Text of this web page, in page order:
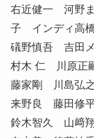
右近健一 河野
子 インディ高
礒野慎吾 吉田
村木 仁 川原正
藤家剛 川島弘
来野良 藤田修
鈴木智久 山﨑